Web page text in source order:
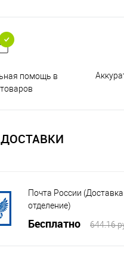
помощь в
Почта России
отделение)
Бесплатно 644.16